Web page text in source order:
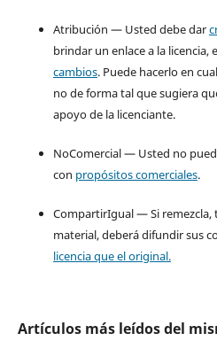
Atribución — Usted debe dar
brindar un enlace a la licencia, e
cambios. Puede hacerlo en
no de forma tal que sugiera
apoyo de la licenciante.
NoComercial — Usted no
con propósitos comerciales.
CompartirIgual — Si remezcla,
material, deberá difundir sus
licencia que el original.
Artículos más leídos del